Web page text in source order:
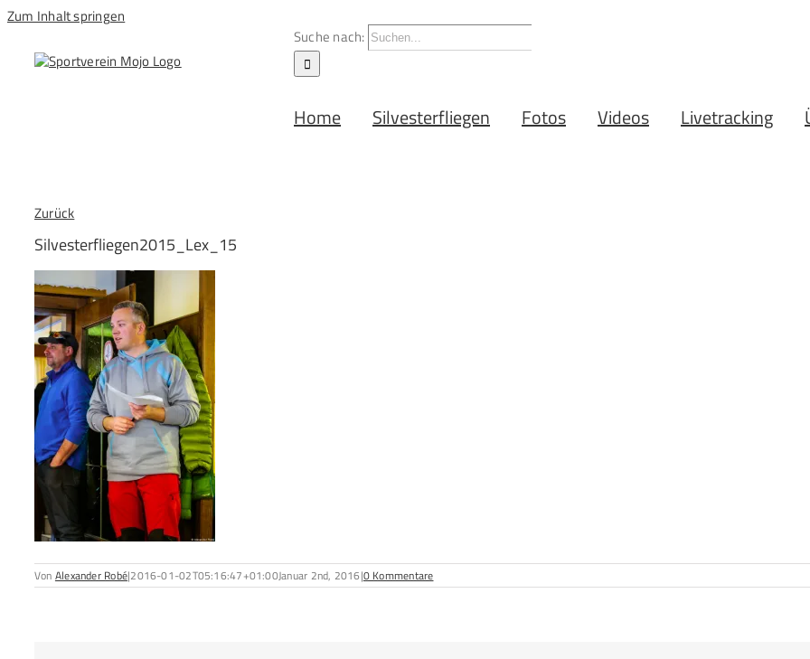
Zum Inhalt springen
Suche nach:
Home Silvesterfliegen Fotos Videos Livetracking
Zurück
Silvesterfliegen2015_Lex_15
Von Alexander Robé|2016-01-02T05:16:47+01:00Januar 2nd, 2016|0 Kommentare